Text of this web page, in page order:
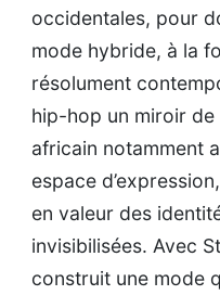
occidentales, pour
mode hybride, à la
résolument
hip-hop un miroir
africain notamment
espace
en valeur des
invisibilisées. Avec
construit une mode